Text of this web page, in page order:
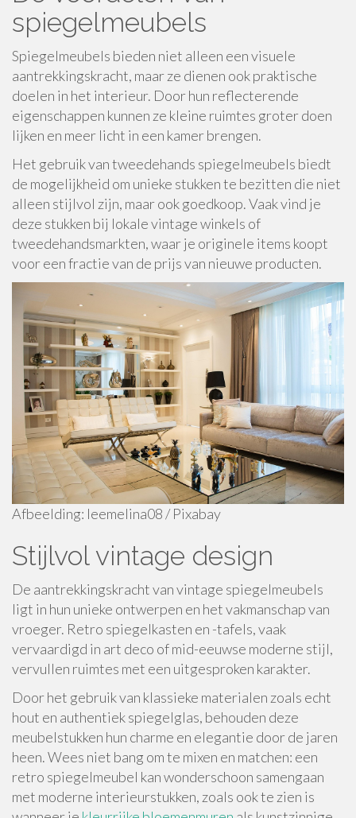
spiegelmeubels
Spiegelmeubels bieden niet alleen een visuele
aantrekkingskracht, maar ze dienen ook praktische
doelen in het interieur. Door hun reflecterende
eigenschappen kunnen ze kleine ruimtes groter doen
lijken en meer licht in een kamer brengen.
Het gebruik van tweedehands spiegelmeubels biedt
de mogelijkheid om unieke stukken te bezitten die niet
alleen stijlvol zijn, maar ook goedkoop. Vaak vind je
deze stukken bij lokale vintage winkels of
tweedehandsmarkten, waar je originele items koopt
voor een fractie van de prijs van nieuwe producten.
Afbeelding: leemelina08 / Pixabay
Stijlvol vintage design
De aantrekkingskracht van vintage spiegelmeubels
ligt in hun unieke ontwerpen en het vakmanschap van
vroeger. Retro spiegelkasten en -tafels, vaak
vervaardigd in art deco of mid-eeuwse moderne stijl,
vervullen ruimtes met een uitgesproken karakter.
Door het gebruik van klassieke materialen zoals echt
hout en authentiek spiegelglas, behouden deze
meubelstukken hun charme en elegantie door de jaren
heen. Wees niet bang om te mixen en matchen: een
retro spiegelmeubel kan wonderschoon samengaan
met moderne interieurstukken, zoals ook te zien is